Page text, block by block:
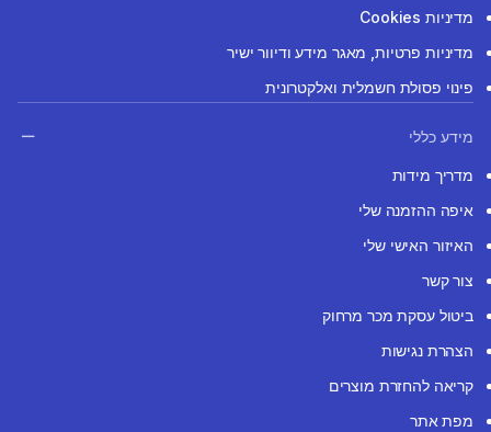
מדיניות Cookies
מדיניות פרטיות, מאגר מידע ודיוור ישיר
פינוי פסולת חשמלית ואלקטרונית
מידע כללי
מדריך מידות
איפה ההזמנה שלי
האיזור האישי שלי
צור קשר
ביטול עסקת מכר מרחוק
הצהרת נגישות
קריאה להחזרת מוצרים
מפת אתר